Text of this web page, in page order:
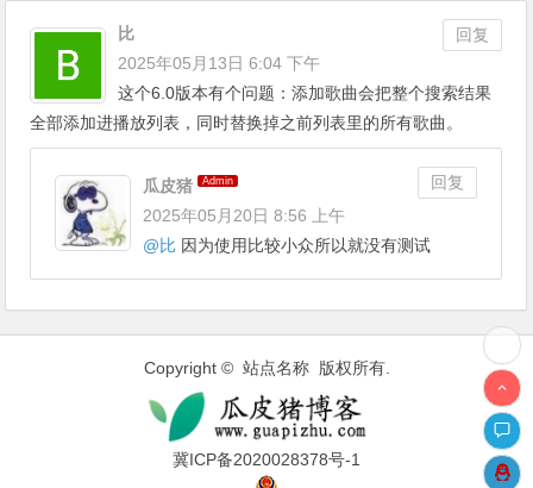
比
回复
2025年05月13日 6:04 下午
这个6.0版本有个问题：添加歌曲会把整个搜索结果
全部添加进播放列表，同时替换掉之前列表里的所有歌曲。
瓜皮猪 Admin
回复
2025年05月20日 8:56 上午
@比 因为使用比较小众所以就没有测试
Copyright © 站点名称 版权所有.
冀ICP备2020028378号-1